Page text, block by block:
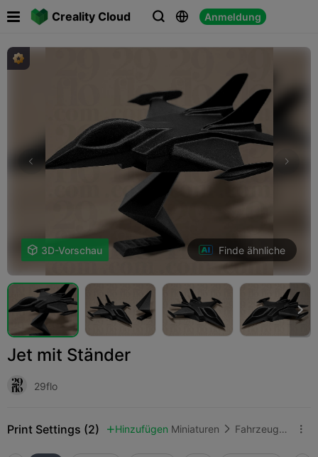
Creality Cloud   Anmeldung
 
 3D-Vorschau Finde ähnliche

Jet mit Ständer
29flo
Print Settings (2)  Hinzufügen Miniaturen  Fahrzeuge & Maschinen 